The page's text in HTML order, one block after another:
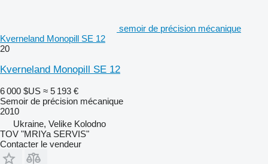
semoir de précision mécanique
Kverneland Monopill SE 12
20
Kverneland Monopill SE 12
6 000 $US ≈ 5 193 €
Semoir de précision mécanique
2010
Ukraine, Velike Kolodno
TOV "MRIYa SERVIS"
Contacter le vendeur